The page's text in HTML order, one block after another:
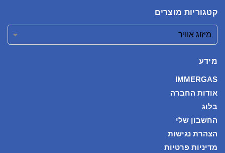
קטגוריות מוצרים
מידע
IMMERGAS
אודות החברה
בלוג
החשבון שלי
הצהרת נגישות
מדיניות פרטיות